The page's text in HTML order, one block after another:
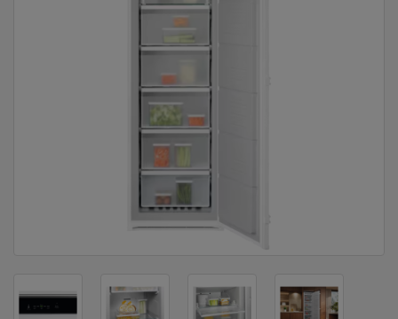
KLIMATIZACIJA